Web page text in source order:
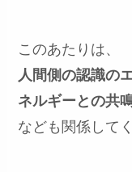
このあたりは、
人間側の認識の
ネルギーとの共
なども関係して